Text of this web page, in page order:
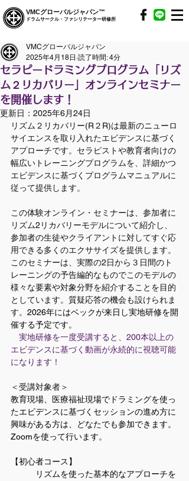
VMCグローバルジャパン™
ドラムサークル・ファシリテーター研修所
セラピードラミングプログラム「リズ
ム２リカバリー」オンラインセミナー
を開催します！
VMCグローバルジャパン
2025年4月18日 読了時間: 4分
更新日： 2025年6月24日
リズム２リカバリー(R２R)は最新のニューロ
サイエンスを取り入れたエビデンスに基づく
アプローチです。セラピストや教育者向けの
幅広いトレーニングプログラムを、詳細かつ
エビデンスに基づくプログラムマニュアルに
従って提供します。
この体験オンライン・セミナーは、参加者に
リズム2リカバリーモデルについて紹介し、
参加者の生徒やクライアントに対してすぐ応
用できる多くのエクササイズを提供します。
このセミナーは、実際の2日から３日間のト
レーニングの予告編的なものでこのモデルの
様々な要素や対象分野を紹介することを目的
としています。質疑応答の機会も設けられま
す。 2026年にはベックが来日し実地研修を開
催する予定です。
実地研修を一度受講すると、200本以上の
エビデンスに基づく動画が永続的に視聴可能
になります！
＜受講対象者＞
教育現場、医療福祉現場でドラミングを使っ
たエビデンスに基づくセッションの進め方に
興味がある方は、どなたでも参加できます。
Zoomを使って行います。
リズムを使った基本的なアプローチを